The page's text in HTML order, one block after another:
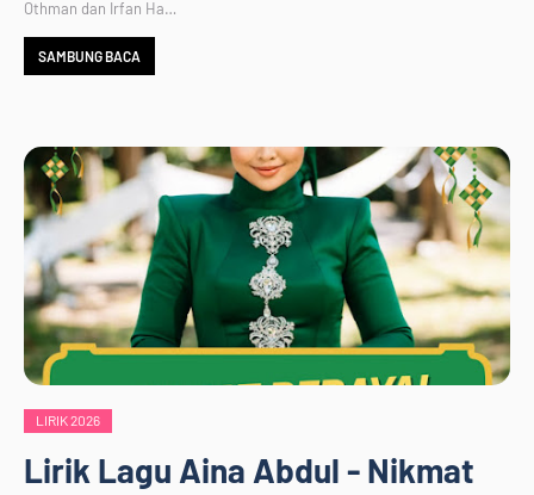
Othman dan Irfan Ha…
SAMBUNG BACA
LIRIK 2026
Lirik Lagu Aina Abdul - Nikmat